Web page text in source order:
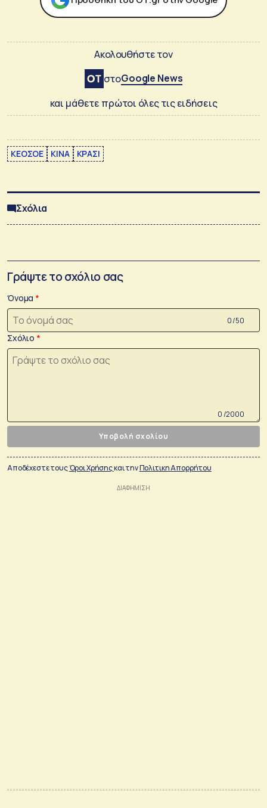
Ακολουθήστε τον
στοGoogle News
και μάθετε πρώτοι όλες τις ειδήσεις
ΚΕΟΣΟΕ ΚΙΝΑ ΚΡΑΣΙ
Σχόλια
Γράψτε το σχόλιο σας
Όνομα
0 /50
Σχόλιο
0 /2000
Υποβολή σχολίου
Αποδέχεστε τουςΌροι Χρήσηςκαι τηνΠολιτικη Απορρήτου